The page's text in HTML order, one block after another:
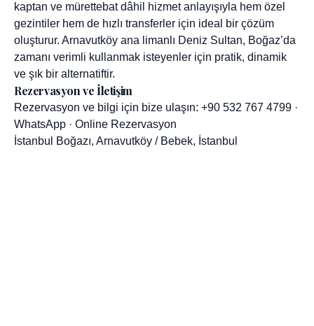
kaptan ve mürettebat dâhil hizmet anlayışıyla hem özel
gezintiler hem de hızlı transferler için ideal bir çözüm
oluşturur. Arnavutköy ana limanlı Deniz Sultan, Boğaz’da
zamanı verimli kullanmak isteyenler için pratik, dinamik
ve şık bir alternatiftir.
Rezervasyon ve İletişim
Rezervasyon ve bilgi için bize ulaşın: +90 532 767 4799 ·
WhatsApp · Online Rezervasyon
İstanbul Boğazı, Arnavutköy / Bebek, İstanbul